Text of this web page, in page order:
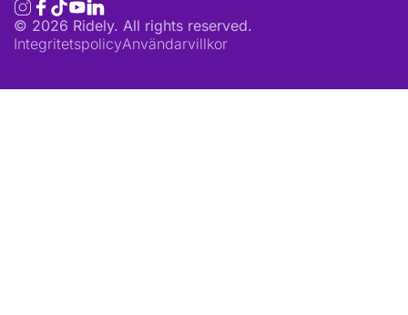
© 2026 Ridely. All rights reserved.
IntegritetspolicyAnvändarvillkor